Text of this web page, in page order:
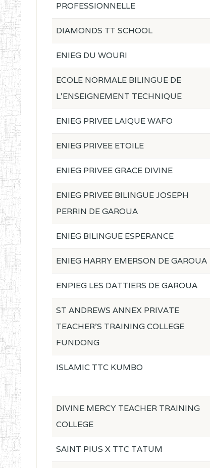
PROFESSIONNELLE
DIAMONDS TT SCHOOL
ENIEG DU WOURI
ECOLE NORMALE BILINGUE DE
L'ENSEIGNEMENT TECHNIQUE
ENIEG PRIVEE LAIQUE WAFO
ENIEG PRIVEE ETOILE
ENIEG PRIVEE GRACE DIVINE
ENIEG PRIVEE BILINGUE JOSEPH
PERRIN DE GAROUA
ENIEG BILINGUE ESPERANCE
ENIEG HARRY EMERSON DE GAROUA
ENPIEG LES DATTIERS DE GAROUA
ST ANDREWS ANNEX PRIVATE
TEACHER'S TRAINING COLLEGE
FUNDONG
ISLAMIC TTC KUMBO
DIVINE MERCY TEACHER TRAINING
COLLEGE
SAINT PIUS X TTC TATUM